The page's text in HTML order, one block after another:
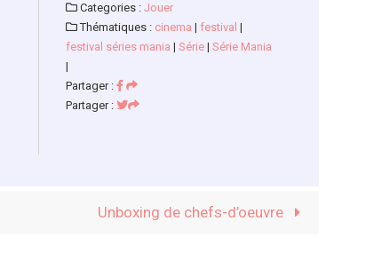
Categories : Jouer
Thématiques : cinema | festival |
festival séries mania | Série | Série Mania
|
Partager :
Partager :
Unboxing de chefs-d’oeuvre